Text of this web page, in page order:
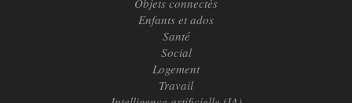
Objets connectés
Enfants et ados
Santé
Social
Logement
Travail